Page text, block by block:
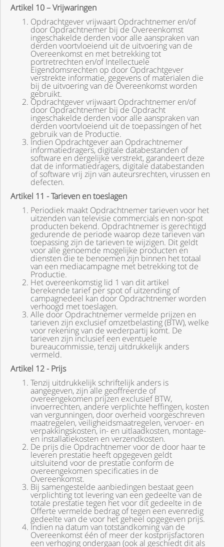
Artikel 10 – Vrijwaringen
Opdrachtgever vrijwaart Opdrachtnemer en/of
door Opdrachtnemer bij de Overeenkomst
ingeschakelde derden voor alle aanspraken van
derden voortvloeiend uit de uitvoering van de
Overeenkomst en met betrekking tot
portretrechten en/of Intellectuele
Eigendomsrechten op door Opdrachtgever
verstrekte informatie, gegevens of materialen die
bij de uitvoering van de Overeenkomst worden
gebruikt.
Opdrachtgever vrijwaart Opdrachtnemer en/of
door Opdrachtnemer bij de Opdracht
ingeschakelde derden voor alle aanspraken van
derden voortvloeiend uit de toepassingen of het
gebruik van de Productie.
Indien Opdrachtgever aan Opdrachtnemer
informatiedragers, digitale databestanden of
software en dergelijke verstrekt, garandeert deze
dat de informatiedragers, digitale databestanden
of software vrij zijn van auteursrechten, virussen en
defecten.
Artikel 11 - Tarieven en toeslagen
Periodiek maakt Opdrachtnemer tarieven voor het
uitzenden van televisie commercials en non-spot
producten bekend. Opdrachtnemer is gerechtigd
gedurende de periode waarop deze tarieven van
toepassing zijn de tarieven te wijzigen. Dit geldt
voor alle genoemde mogelijke producten en
diensten die te benoemen zijn binnen het totaal
van een mediacampagne met betrekking tot de
Productie.
Het overeenkomstig lid 1 van dit artikel
berekende tarief per spot of uitzending of
campagnedeel kan door Opdrachtnemer worden
verhoogd met toeslagen.
Alle door Opdrachtnemer vermelde prijzen en
tarieven zijn exclusief omzetbelasting (BTW), welke
voor rekening van de wederpartij komt. De
tarieven zijn inclusief een eventuele
bureaucommissie, tenzij uitdrukkelijk anders
vermeld.
Artikel 12 - Prijs
Tenzij uitdrukkelijk schriftelijk anders is
aangegeven, zijn alle geoffreerde of
overeengekomen prijzen exclusief BTW,
invoerrechten, andere verplichte heffingen, kosten
van vergunningen, door overheid voorgeschreven
maatregelen, veiligheidsmaatregelen, vervoer- en
verpakkingskosten, in- en uitlaadkosten, montage-
en installatiekosten en verzendkosten.
De prijs die Opdrachtnemer voor de door haar te
leveren prestatie heeft opgegeven geldt
uitsluitend voor de prestatie conform de
overeengekomen specificaties in de
Overeenkomst.
Bij samengestelde aanbiedingen bestaat geen
verplichting tot levering van een gedeelte van de
totale prestatie tegen het voor dit gedeelte in de
Offerte vermelde bedrag of tegen een evenredig
gedeelte van de voor het geheel opgegeven prijs.
Indien na datum van totstandkoming van de
Overeenkomst één of meer der kostprijsfactoren
een verhoging ondergaan (ook al geschiedt dit als